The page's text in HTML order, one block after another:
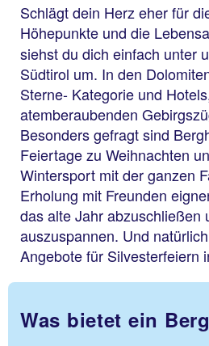
Schlägt dein Herz eher für
Höhepunkte und die
siehst du dich einfach unter
Südtirol um. In den
Sterne- Kategorie und
atemberaubenden
Besonders gefragt sind
Feiertage zu Weihnachten
Wintersport mit der ganzen
Erholung mit Freunden
das alte Jahr abzuschließen
auszuspannen. Und
Angebote für Silvesterfeiern
Was bietet ein